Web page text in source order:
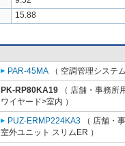
15.88
PAR-45MA （ 空調管理システ
PK-RP80KA19 （ 店舗・事務所
ワイヤード>室内 ）
PUZ-ERMP224KA3 （ 店舗・
室外ユニット スリムER ）